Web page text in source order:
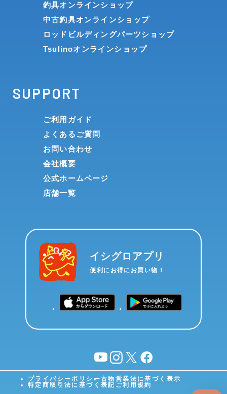
釣具オンラインショップ
中古釣具オンラインショップ
ロッドビルディングパーツショップ
Tsulinoオンラインショップ
SUPPORT
ご利用ガイド
よくあるご質問
お問い合わせ
会社概要
公式ホームページ
店舗一覧
イシグロアプリ
便利にお得にお買い物！
YouTubeinstagram
X facebook
プライバシーポリシー古物営業法に基づく表示
特定商取引法に基づく表記 ご利用規約